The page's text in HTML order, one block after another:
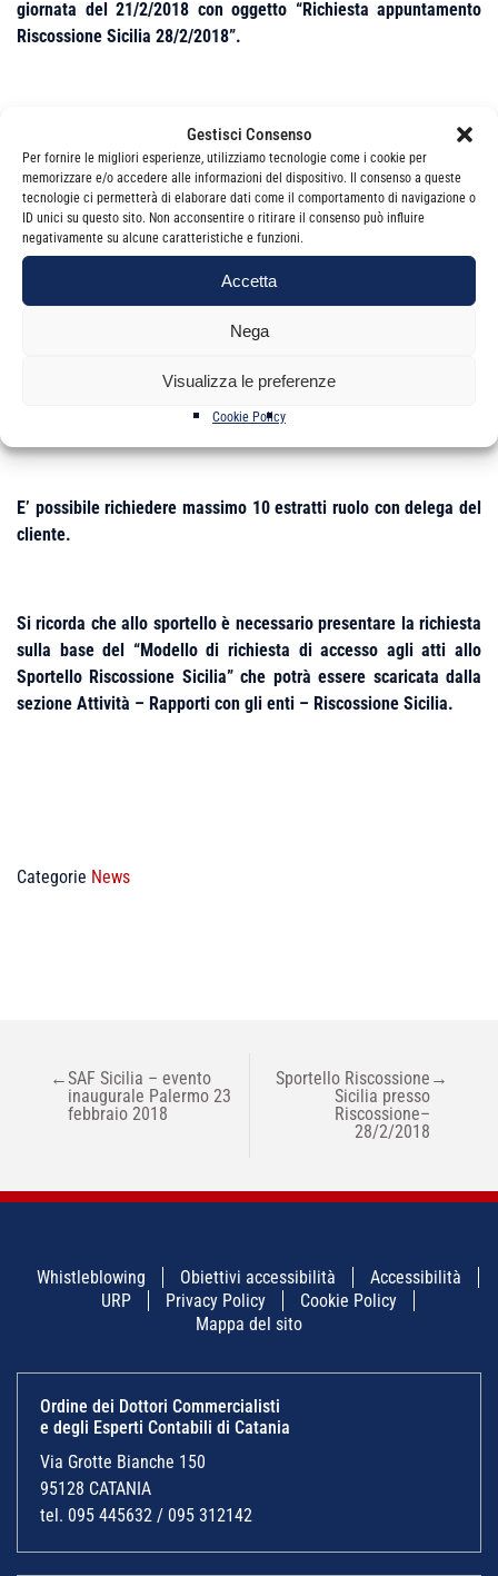
Gestisci Consenso
Per fornire le migliori esperienze, utilizziamo tecnologie come i cookie per
memorizzare e/o accedere alle informazioni del dispositivo. Il consenso a queste
tecnologie ci permetterà di elaborare dati come il comportamento di navigazione o
ID unici su questo sito. Non acconsentire o ritirare il consenso può influire
negativamente su alcune caratteristiche e funzioni.
Accetta
Nega
Visualizza le preferenze
Cookie Policy
giornata del 21/2/2018 con oggetto “Richiesta appuntamento
Riscossione Sicilia 28/2/2018”.
La prenotazione e l’orario dell’appuntamento verranno
confermati dalla Segreteria dell’Ordine ai primi12iscritti che
avranno inviato la richiesta a partiredalle ore 9:00 della
giornata indicata.
Considerato che i posti disponibili sono 12 per ogni giornata, si
suggerisce ai Colleghi interessati di inviare la PEC all'orario di
Per potere fruire del servizio è necessario essere in regola con il
versamento delle quote di iscrizione all’Ordine.
E’ possibile richiedere massimo 10 estratti ruolo con delega del
cliente.
Si ricorda che allo sportello è necessario presentare la richiesta
sulla base del “Modello di richiesta di accesso agli atti allo
Sportello Riscossione Sicilia” che potrà essere scaricata dalla
sezione Attività – Rapporti con gli enti – Riscossione Sicilia.
Categorie News
NAVIGAZIONE
ARTICOLI
←SAF Sicilia – evento
inaugurale Palermo 23
febbraio 2018
Sportello Riscossione
Sicilia presso
Riscossione–
28/2/2018
→
Whistleblowing Obiettivi accessibilità
Accessibilità
URP
Privacy Policy
Cookie Policy
Mappa del sito
Ordine dei Dottori Commercialisti
e degli Esperti Contabili di Catania
Via Grotte Bianche 150
95128 CATANIA
tel. 095 445632 / 095 312142